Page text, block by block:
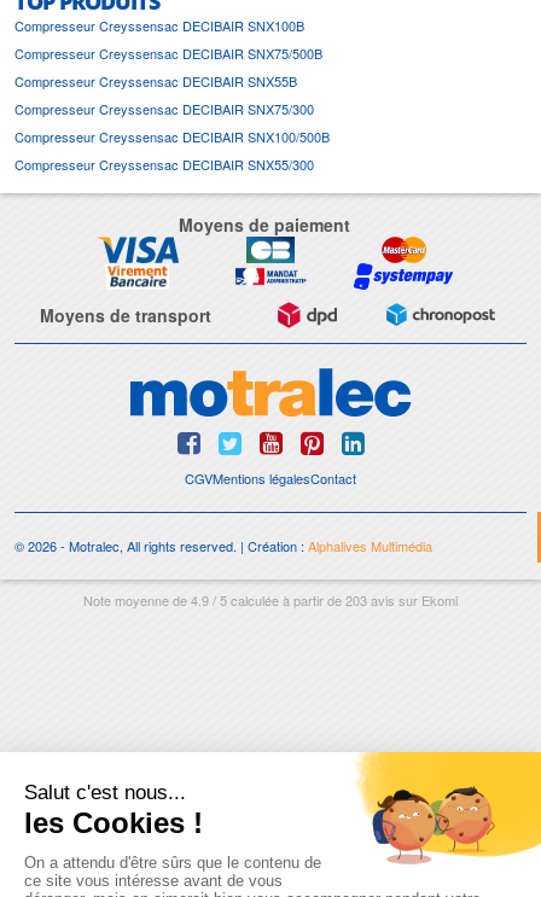
Compresseur Creyssensac DECIBAIR SNX100B
Compresseur Creyssensac DECIBAIR SNX75/500B
Compresseur Creyssensac DECIBAIR SNX55B
Compresseur Creyssensac DECIBAIR SNX75/300
Compresseur Creyssensac DECIBAIR SNX100/500B
Compresseur Creyssensac DECIBAIR SNX55/300
Moyens de paiement
Moyens de transport
CGVMentions légalesContact
© 2026 - Motralec, All rights reserved. | Création :Alphalives Multimédia
Note moyenne de4.9/5calculée à partir de203avis sur Ekomi